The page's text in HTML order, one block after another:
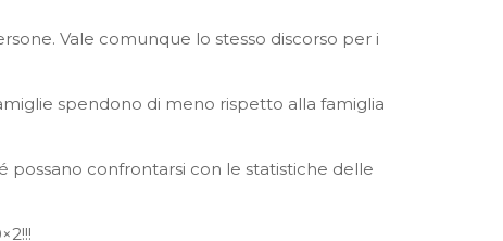
Vale comunque lo stesso discorso per i
spendono di meno rispetto alla famiglia
confrontarsi con le statistiche delle